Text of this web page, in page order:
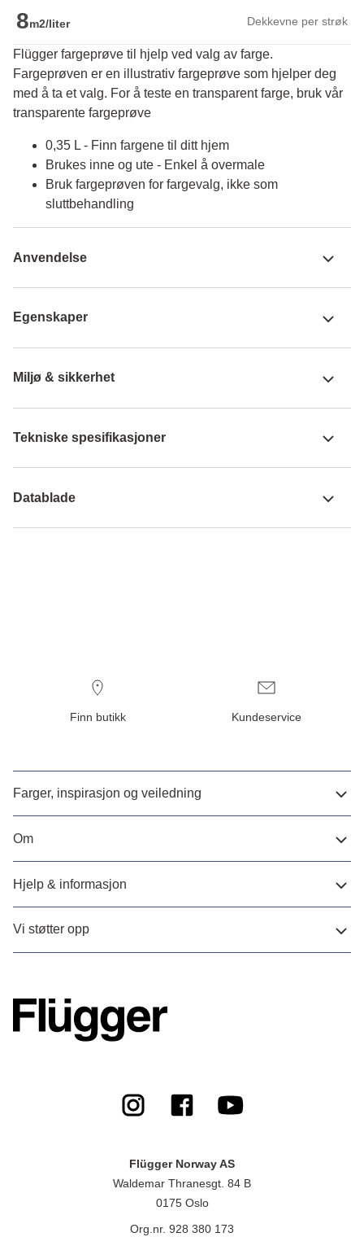
8m2/liter Dekkevne per strøk
Flügger fargeprøve til hjelp ved valg av farge.
Fargeprøven er en illustrativ fargeprøve som hjelper deg
med å ta et valg. For å teste en transparent farge, bruk vår
transparente fargeprøve
0,35 L - Finn fargene til ditt hjem
Brukes inne og ute - Enkel å overmale
Bruk fargeprøven for fargevalg, ikke som
sluttbehandling
Anvendelse
Egenskaper
Miljø & sikkerhet
Tekniske spesifikasjoner
Datablade
Finn butikk Kundeservice
Farger, inspirasjon og veiledning
Om
Hjelp & informasjon
Vi støtter opp
Flügger Norway AS
Waldemar Thranesgt. 84 B
0175 Oslo
Org.nr. 928 380 173